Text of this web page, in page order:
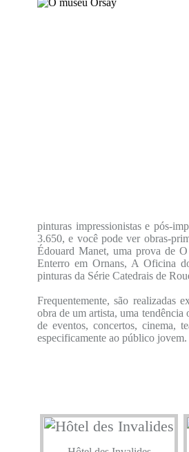
pinturas impressionistas e pós-
3.650, e você pode ver obras-
Édouard Manet, uma prova de
Enterro em Ornans, A Oficina
pinturas da Série Catedrais de
Frequentemente, são realizadas
obra de um artista, uma
de eventos, concertos, cinema,
especificamente ao público jovem.